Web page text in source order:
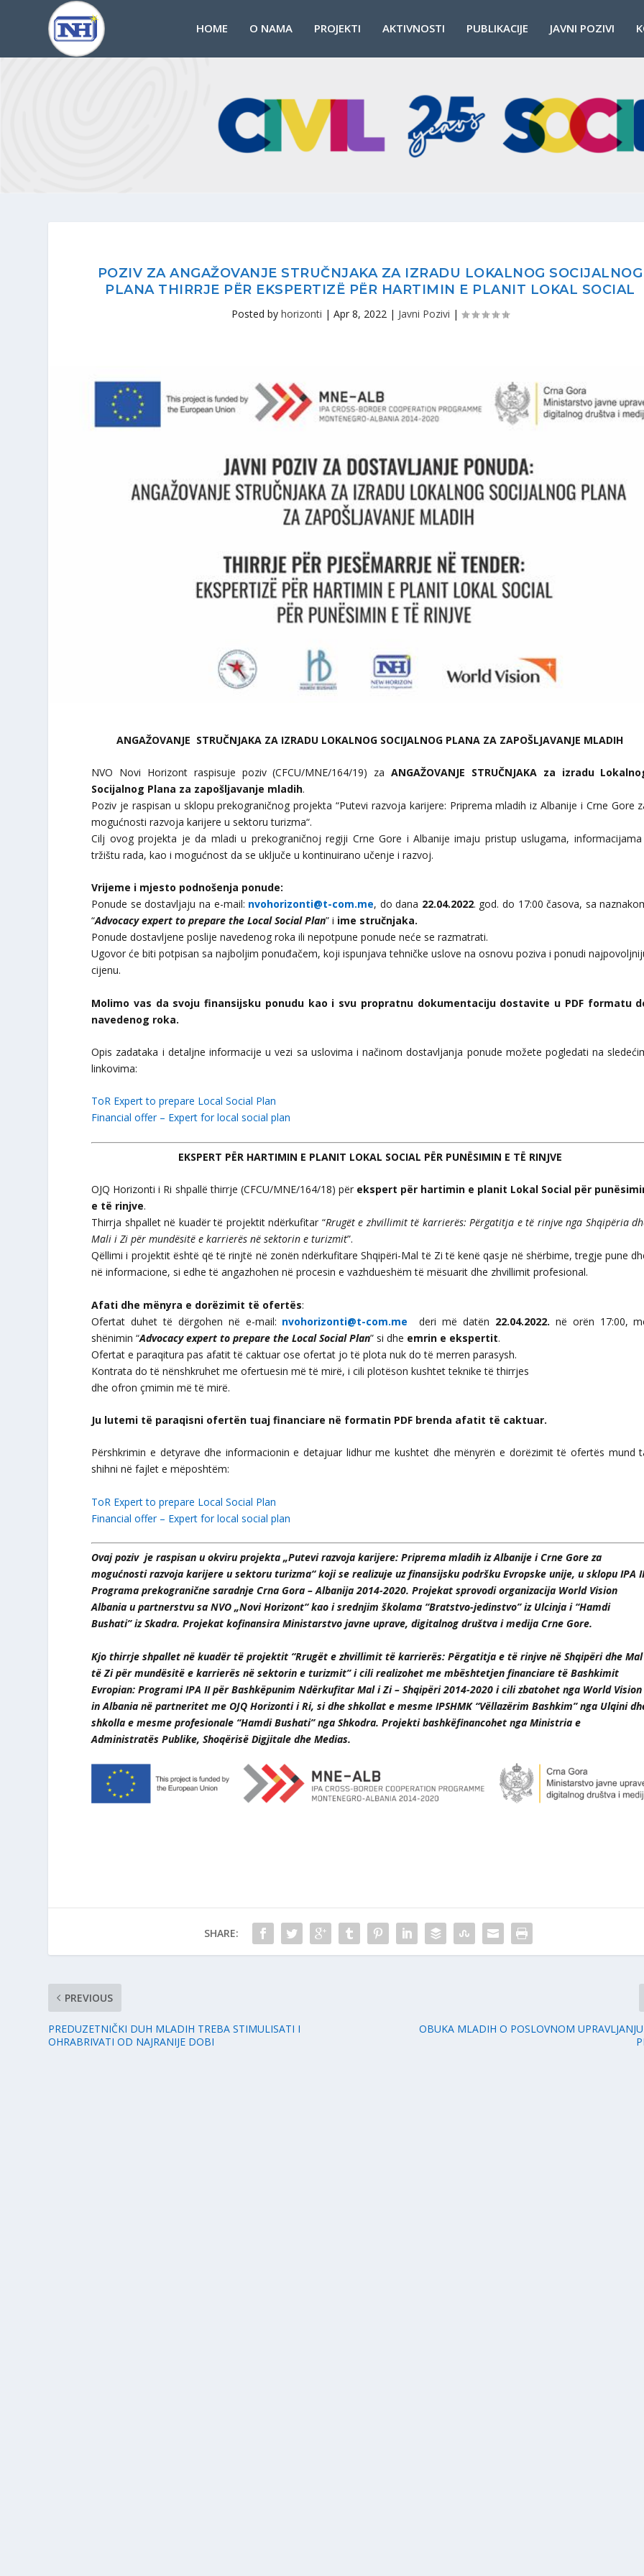
HOME O NAMA PROJEKTI AKTIVNOSTI PUBLIKACIJE JAVNI POZIVI
POZIV ZA ANGAŽOVANJE STRUČNJAKA ZA IZRADU LOKALNOG SOCIJALNOG
PLANA THIRRJE PËR EKSPERTIZË PËR HARTIMIN E PLANIT LOKAL SOCIAL
Posted by horizonti | Apr 8, 2022| Javni Pozivi |
ANGAŽOVANJE STRUČNJAKA ZA IZRADU LOKALNOG SOCIJALNOG PLANA ZA ZAPOŠLJAVANJE MLADIH
NVO Novi Horizont raspisuje poziv (CFCU/MNE/164/19) zaANGAŽOVANJE STRUČNJAKA za izradu
Socijalnog Plana za zapošljavanje mladih.
Poziv je raspisan u sklopu prekograničnog projekta “Putevi razvoja karijere: Priprema mladih iz Albanije i Crne Gore
mogućnosti razvoja karijere u sektoru turizma“.
Cilj ovog projekta je da mladi u prekograničnoj regiji Crne Gore i Albanije imaju pristup uslugama,
tržištu rada, kao i mogućnost da se uključe u kontinuirano učenje i razvoj.
Vrijeme i mjesto podnošenja ponude:
Ponude se dostavljaju na e-mail: nvohorizonti@t-com.me, do dana 22.04.2022. god. do 17:00 časova, sa
“Advocacy expert to prepare the Local Social Plan” i ime stručnjaka.
Ponude dostavljene poslije navedenog roka ili nepotpune ponude neće se razmatrati.
Ugovor će biti potpisan sa najboljim ponuđačem, koji ispunjava tehničke uslove na osnovu poziva i ponudi
cijenu.
Molimo vas da svoju finansijsku ponudu kao i svu propratnu dokumentaciju dostavite u PDF formatu
navedenog roka.
Opis zadataka i detaljne informacije u vezi sa uslovima i načinom dostavljanja ponude možete pogledati na
linkovima:
ToR Expert to prepare Local Social Plan
Financial offer – Expert for local social plan
EKSPERT PËR HARTIMIN E PLANIT LOKAL SOCIAL PËR PUNËSIMIN E TË RINJVE
OJQ Horizonti i Ri shpallë thirrje (CFCU/MNE/164/18) për ekspert për hartimin e planit Lokal Social për
e të rinjve.
Thirrja shpallet në kuadër të projektit ndërkufitar “Rrugët e zhvillimit të karrierës: Përgatitja e të rinjvenga Shqipëria
Mali i Zi për mundësitë e karrierës në sektorin e turizmit”.
Qëllimi i projektit është që të rinjtë në zonën ndërkufitare Shqipëri-Mal të Zi të kenë qasje në shërbime, tregje pune
në informacione, si edhe të angazhohen në procesin e vazhdueshëm të mësuarit dhe zhvillimit profesional.
Afati dhe mënyra e dorëzimit të ofertës:
Ofertat duhet të dërgohen në e-mail: nvohorizonti@t-com.me deri më datën 22.04.2022. në orën 17:00,
shënimin “Advocacy expert to prepare the Local Social Plan” si dhe emrin e ekspertit.
Ofertat e paraqitura pas afatit të caktuar ose ofertat jo të plota nuk do të merren parasysh.
Kontrata do të nënshkruhet me ofertuesin më të mirë, i cili plotëson kushtet teknike të thirrjes
dhe ofron çmimin më të mirë.
Ju lutemi të paraqisni ofertën tuaj financiare në formatin PDF brenda afatit të caktuar.
Përshkrimin e detyrave dhe informacionin e detajuar lidhur me kushtet dhe mënyrën e dorëzimit të ofertës mund
shihni në fajlet e mëposhtëm:
ToR Expert to prepare Local Social Plan
Financial offer – Expert for local social plan
Ovaj poziv je raspisan u okviru projekta „Putevi razvoja karijere: Priprema mladih iz Albanije i Crne Gore za
mogućnosti razvoja karijere u sektoru turizma“ koji se realizuje uz finansijsku podršku Evropske unije, u sklopu IPA
Programa prekogranične saradnje Crna Gora – Albanija 2014-2020.Projekat sprovodi organizacija World Vision
Albania u partnerstvu sa NVO „Novi Horizont“ kao i srednjim školama “Bratstvo-jedinstvo” iz Ulcinja i “Hamdi
Bushati” iz Skadra. Projekat kofinansira Ministarstvo javne uprave, digitalnog društva i medija Crne Gore.
Kjo thirrje shpallet në kuadër të projektit “Rrugët e zhvillimit të karrierës: Përgatitja e të rinjve në Shqipëri dhe Mal
të Zi për mundësitë e karrierës në sektorin e turizmit” i cili realizohet me mbështetjen financiare të Bashkimit
Evropian: Programi IPA II për Bashkëpunim Ndërkufitar Mal i Zi – Shqipëri 2014-2020 i cilizbatohet nga World Vision
in Albania në partneritet me OJQ Horizonti i Ri, si dhe shkollat e mesme IPSHMK “Vëllazërim Bashkim” nga Ulqini
shkolla e mesme profesionale “Hamdi Bushati” nga Shkodra.Projekti bashkëfinancohet nga Ministria e
Administratës Publike, Shoqërisë Digjitale dhe Medias.
SHARE:
PREVIOUS
PREDUZETNIČKI DUH MLADIH TREBA STIMULISATI I
OHRABRIVATI OD NAJRANIJE DOBI
OBUKA MLADIH O POSLOVNOM